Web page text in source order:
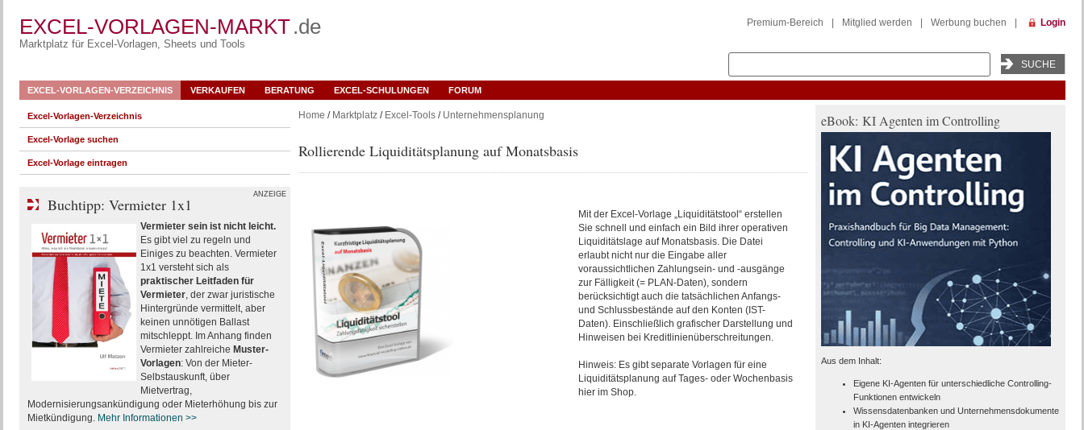
EXCEL-VORLAGEN-MARKT.de
Marktplatz für Excel-Vorlagen, Sheets und Tools
Premium-Bereich Mitglied werden Werbung buchen Login
EXCEL-VORLAGEN-VERZEICHNIS VERKAUFEN BERATUNG EXCEL-SCHULUNGEN FORUM
Home / Marktplatz/ Excel-Tools/ Unternehmensplanung
Rollierende Liquiditätsplanung auf Monatsbasis
Mit der Excel-Vorlage „Liquiditätstool“ erstellen
Sie schnell und einfach ein Bild ihrer operativen
Liquiditätslage auf Monatsbasis. Die Datei
erlaubt nicht nur die Eingabe aller
voraussichtlichen Zahlungsein- und -ausgänge
zur Fälligkeit (= PLAN-Daten), sondern
berücksichtigt auch die tatsächlichen Anfangs-
und Schlussbestände auf den Konten (IST-
Daten). Einschließlich grafischer Darstellung und
Hinweisen bei Kreditlinienüberschreitungen.
Hinweis: Es gibt separate Vorlagen für eine
Liquiditätsplanung auf Tages- oder Wochenbasis
hier im Shop.
Excel-Vorlagen-Verzeichnis
Excel-Vorlage suchen
Excel-Vorlage eintragen
ANZEIGE
Buchtipp: Vermieter 1x1
Vermieter sein ist nicht leicht.
Es gibt viel zu regeln und
Einiges zu beachten. Vermieter
1x1 versteht sich als
praktischer Leitfaden für
Vermieter, der zwar juristische
Hintergründe vermittelt, aber
keinen unnötigen Ballast
mitschleppt. Im Anhang finden
Vermieter zahlreiche Muster-
Vorlagen: Von der Mieter-
Selbstauskunft, über
Mietvertrag,
Modernisierungsankündigung oder Mieterhöhung bis zur
Mietkündigung. Mehr Informationen >>
eBook: KI Agenten im Controlling
Aus dem Inhalt:
Eigene KI-Agenten für unterschiedliche Controlling-
Funktionen entwickeln
Wissensdatenbanken und Unternehmensdokumente
in KI-Agenten integrieren